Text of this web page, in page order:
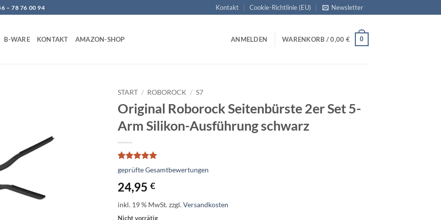
– 78 76 00 94 Kontakt Cookie-Richtlinie (EU) Newsletter
B-WARE KONTAKT AMAZON-SHOP ANMELDEN WARENKORB /0,00 € 0
START / ROBOROCK / S7
Original Roborock Seitenbürste 2er Set 5-
Arm Silikon-Ausführung schwarz
Bewertet
mit 5von
5, basierend
auf
geprüfte Gesamtbewertungen
24,95 €
inkl. 19 % MwSt.zzgl.Versandkosten
Nicht vorrätig